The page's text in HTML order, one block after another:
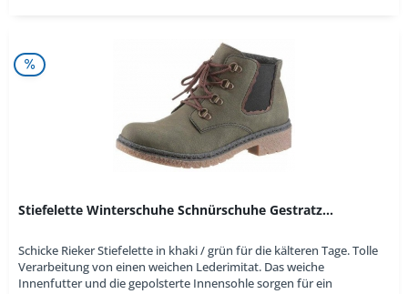
Stiefelette Winterschuhe Schnürschuhe Gestratz...
Schicke Rieker Stiefelette in khaki / grün für die kälteren Tage. Tolle
Verarbeitung von einen weichen Lederimitat. Das weiche
Innenfutter und die gepolsterte Innensohle sorgen für ein